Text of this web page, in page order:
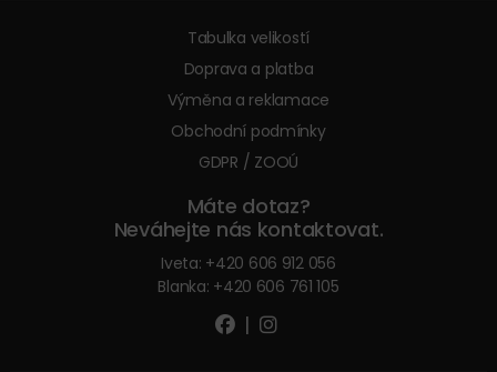
Tabulka velikostí
Doprava a platba
Výměna a reklamace
Obchodní podmínky
GDPR / ZOOÚ
Máte dotaz?
Neváhejte nás kontaktovat.
Iveta: +420 606 912 056
Blanka: +420 606 761 105
|